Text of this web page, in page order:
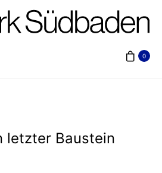
0
letzter Baustein